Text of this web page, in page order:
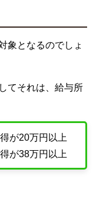
象となるのでしょ
てそれは、給与所
が20万円以上
が38万円以上